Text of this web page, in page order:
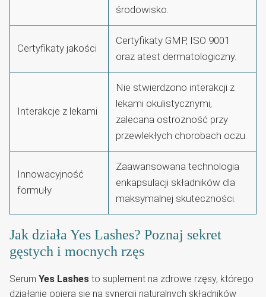
środowisko.
Certyfikaty jakości
Certyfikaty GMP, ISO 9001
oraz atest dermatologiczny.
Interakcje z lekami
Nie stwierdzono interakcji z
lekami okulistycznymi,
zalecana ostrożność przy
przewlekłych chorobach oczu.
Innowacyjność
formuły
Zaawansowana technologia
enkapsulacji składników dla
maksymalnej skuteczności.
Jak działa Yes Lashes? Poznaj sekret
gęstych i mocnych rzęs
Serum Yes Lashes to suplement na zdrowe rzęsy, którego
działanie opiera się na synergii naturalnych składników